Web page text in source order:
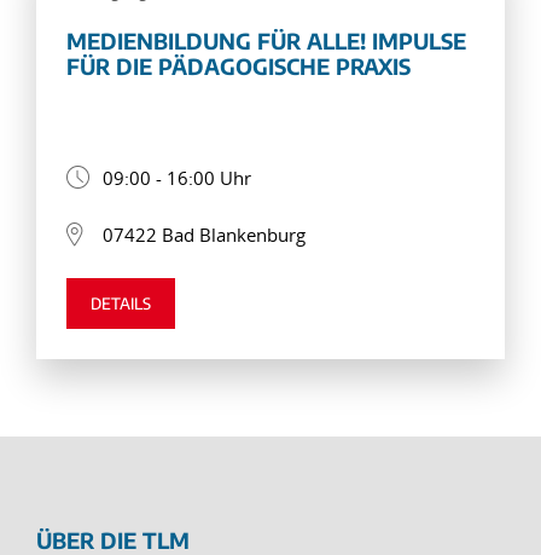
MEDIENBILDUNG FÜR ALLE! IMPULSE
FÜR DIE PÄDAGOGISCHE PRAXIS
09:00 - 16:00 Uhr
07422 Bad Blankenburg
DETAILS
ÜBER DIE TLM